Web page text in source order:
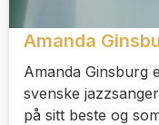
Amanda
Amanda Ginsburg
svenske
på sitt beste og